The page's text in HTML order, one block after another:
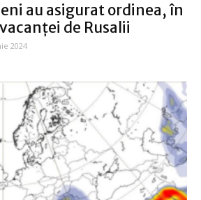
au asigurat ordinea, în
de Rusalii
2024